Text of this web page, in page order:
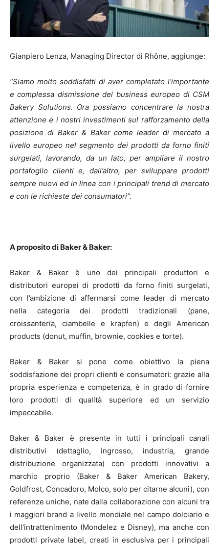
Gianpiero Lenza, Managing Director di Rhône, aggiunge:
“Siamo molto soddisfatti di aver completato l’importante
e complessa dismissione del business europeo di CSM
Bakery Solutions. Ora possiamo concentrare la nostra
attenzione e i nostri investimenti sul rafforzamento della
posizione di Baker & Baker come leader di mercato a
livello europeo nel segmento dei prodotti da forno finiti
surgelati, lavorando, da un lato, per ampliare il nostro
portafoglio clienti e, dall’altro, per sviluppare prodotti
sempre nuovi ed in linea con i principali trend di mercato
e con le richieste dei consumatori”.
A proposito di Baker & Baker:
Baker & Baker è uno dei principali produttori e
distributori europei di prodotti da forno finiti surgelati,
con l’ambizione di affermarsi come leader di mercato
nella categoria dei prodotti tradizionali (pane,
croissanteria, ciambelle e krapfen) e degli American
products (donut, muffin, brownie, cookies e torte).
Baker & Baker si pone come obiettivo la piena
soddisfazione dei propri clienti e consumatori: grazie alla
propria esperienza e competenza, è in grado di fornire
loro prodotti di qualità superiore ed un servizio
impeccabile.
Baker & Baker è presente in tutti i principali canali
distributivi (dettaglio, ingrosso, industria, grande
distribuzione organizzata) con prodotti innovativi a
marchio proprio (Baker & Baker American Bakery,
Goldfrost, Concadoro, Molco, solo per citarne alcuni), con
referenze uniche, nate dalla collaborazione con alcuni tra
i maggiori brand a livello mondiale nel campo dolciario e
dell’intrattenimento (Mondelez e Disney), ma anche con
prodotti private label, creati in esclusiva per i principali